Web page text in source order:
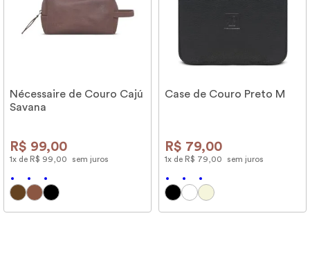
Nécessaire de Couro Cajú
Savana
R$ 99,00
1x de R$ 99 00 sem juros
Case de Couro Preto M
R$ 79,00
1x de R$ 79 00 sem juros